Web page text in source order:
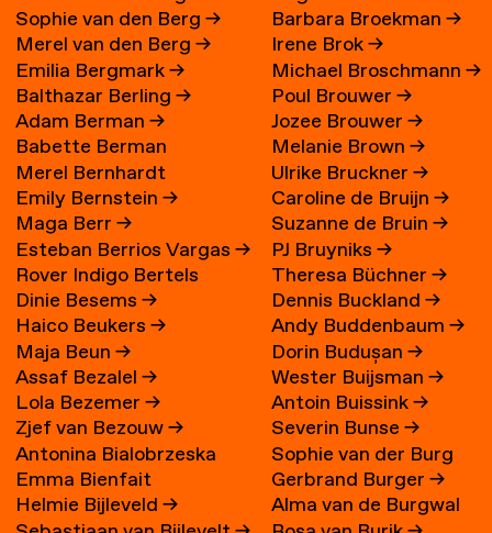
Sophie van den Berg→
Merel van den Berg→
Emilia Bergmark→
Balthazar Berling→
Adam Berman→
Babette Berman
Merel Bernhardt
Emily Bernstein→
Maga Berr→
Esteban Berrios Vargas→
Rover Indigo Bertels
Dinie Besems→
Haico Beukers→
Maja Beun→
Assaf Bezalel→
Lola Bezemer→
Zjef van Bezouw→
Antonina Bialobrzeska
Emma Bienfait
Helmie Bijleveld→
Barbara Broekman→
Irene Brok→
Michael Broschmann→
Poul Brouwer→
Jozee Brouwer→
Melanie Brown→
Ulrike Bruckner→
Caroline de Bruijn→
Suzanne de Bruin→
PJ Bruyniks→
Theresa Büchner→
Dennis Buckland→
Andy Buddenbaum→
Dorin Budușan→
Wester Buijsman→
Antoin Buissink→
Severin Bunse→
Sophie van der Burg
Gerbrand Burger→
Alma van de Burgwal